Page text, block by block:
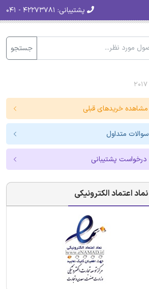
پشتیبانی:
جستجو
مشاهده خریدهای قبلی
سوالات متداول
درخواست پشتیبانی
نماد اعتماد الکترونیکی